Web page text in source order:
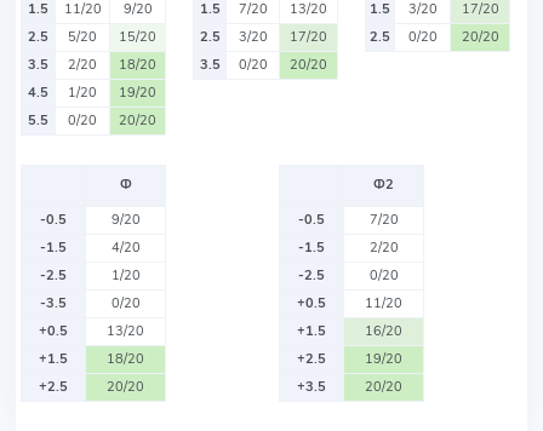
1.5
11/20
9/20
2.5
5/20
15/20
3.5
2/20
18/20
4.5
1/20
19/20
5.5
0/20 20/20
1.5
7/20
13/20
2.5
3/20
17/20
3.5
0/20 20/20
1.5
3/20
17/20
2.5
0/20 20/20
Ф
-0.5
9/20
-1.5
4/20
-2.5
1/20
-3.5
0/20
+0.5
13/20
+1.5
18/20
+2.5
20/20
Ф2
-0.5
7/20
-1.5
2/20
-2.5
0/20
+0.5
11/20
+1.5
16/20
+2.5
19/20
+3.5
20/20